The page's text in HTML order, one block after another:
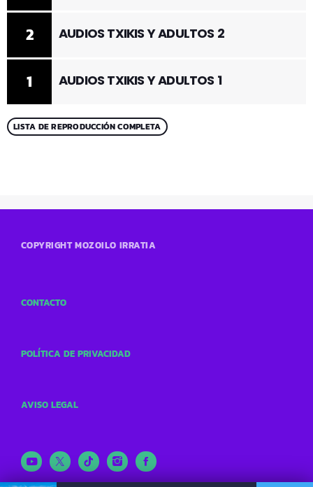
1 AUDIOS TXIKIS Y ADULTOS 1
2 AUDIOS TXIKIS Y ADULTOS 2
LISTA DE REPRODUCCIÓN COMPLETA
COPYRIGHT MOZOILO IRRATIA
CONTACTO
POLÍTICA DE PRIVACIDAD
AVISO LEGAL